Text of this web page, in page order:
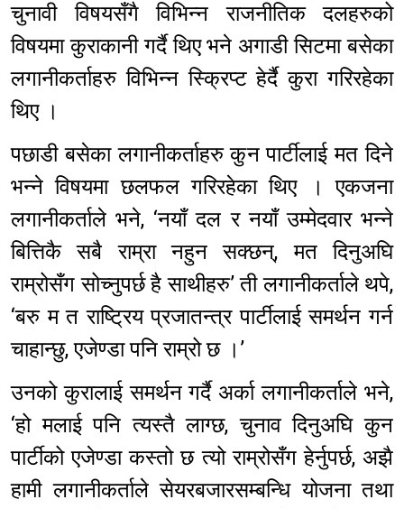
चुनावी विषयसँगै विभिन्न राजनीतिक दलहरुको
विषयमा कुराकानी गर्दै थिए भने अगाडी सिटमा बसेका
लगानीकर्ताहरु विभिन्न स्क्रिप्ट हेर्दै कुरा गरिरहेका
थिए ।
पछाडी बसेका लगानीकर्ताहरु कुन पार्टीलाई मत दिने
भन्ने विषयमा छलफल गरिरहेका थिए । एकजना
लगानीकर्ताले भने, ‘नयाँ दल र नयाँ उम्मेदवार भन्ने
बित्तिकै सबै राम्रा नहुन सक्छन्, मत दिनुअघि
राम्रोसँग सोच्नुपर्छ है साथीहरु’ ती लगानीकर्ताले थपे,
‘बरु म त राष्ट्रिय प्रजातन्त्र पार्टीलाई समर्थन गर्न
चाहान्छु, एजेण्डा पनि राम्रो छ ।’
उनको कुरालाई समर्थन गर्दै अर्का लगानीकर्ताले भने,
‘हो मलाई पनि त्यस्तै लाग्छ, चुनाव दिनुअघि कुन
पार्टीको एजेण्डा कस्तो छ त्यो राम्रोसँग हेर्नुपर्छ, अझै
हामी लगानीकर्ताले सेयरबजारसम्बन्धि योजना तथा